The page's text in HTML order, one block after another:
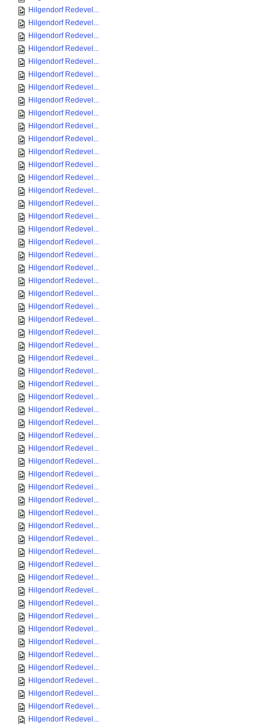
Hilgendorf Redevel...
Hilgendorf Redevel...
Hilgendorf Redevel...
Hilgendorf Redevel...
Hilgendorf Redevel...
Hilgendorf Redevel...
Hilgendorf Redevel...
Hilgendorf Redevel...
Hilgendorf Redevel...
Hilgendorf Redevel...
Hilgendorf Redevel...
Hilgendorf Redevel...
Hilgendorf Redevel...
Hilgendorf Redevel...
Hilgendorf Redevel...
Hilgendorf Redevel...
Hilgendorf Redevel...
Hilgendorf Redevel...
Hilgendorf Redevel...
Hilgendorf Redevel...
Hilgendorf Redevel...
Hilgendorf Redevel...
Hilgendorf Redevel...
Hilgendorf Redevel...
Hilgendorf Redevel...
Hilgendorf Redevel...
Hilgendorf Redevel...
Hilgendorf Redevel...
Hilgendorf Redevel...
Hilgendorf Redevel...
Hilgendorf Redevel...
Hilgendorf Redevel...
Hilgendorf Redevel...
Hilgendorf Redevel...
Hilgendorf Redevel...
Hilgendorf Redevel...
Hilgendorf Redevel...
Hilgendorf Redevel...
Hilgendorf Redevel...
Hilgendorf Redevel...
Hilgendorf Redevel...
Hilgendorf Redevel...
Hilgendorf Redevel...
Hilgendorf Redevel...
Hilgendorf Redevel...
Hilgendorf Redevel...
Hilgendorf Redevel...
Hilgendorf Redevel...
Hilgendorf Redevel...
Hilgendorf Redevel...
Hilgendorf Redevel...
Hilgendorf Redevel...
Hilgendorf Redevel...
Hilgendorf Redevel...
Hilgendorf Redevel...
Hilgendorf Redevel...